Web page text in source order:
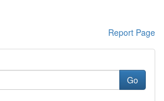
Report Page
Go